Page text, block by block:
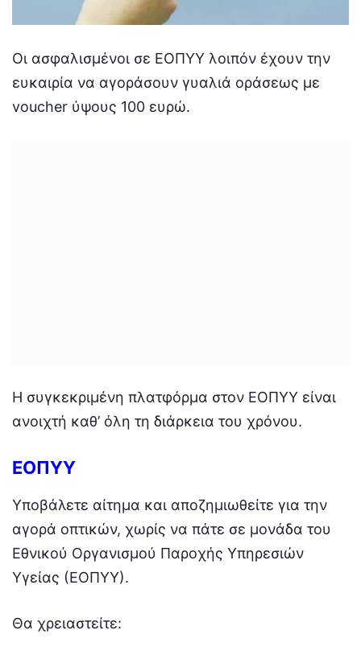
Οι ασφαλισμένοι σε ΕΟΠΥΥ λοιπόν έχουν την
ευκαιρία να αγοράσουν γυαλιά οράσεως με
voucher ύψους 100 ευρώ.
Η συγκεκριμένη πλατφόρμα στον ΕΟΠΥΥ είναι
ανοιχτή καθ’ όλη τη διάρκεια του χρόνου.
ΕΟΠΥΥ
Υποβάλετε αίτημα και αποζημιωθείτε για την
αγορά οπτικών, χωρίς να πάτε σε μονάδα του
Εθνικού Οργανισμού Παροχής Υπηρεσιών
Υγείας (ΕΟΠΥΥ).
Θα χρειαστείτε: